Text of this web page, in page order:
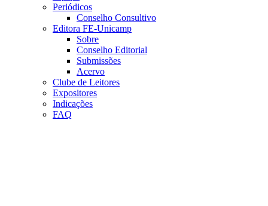
Periódicos
Conselho Consultivo
Editora FE-Unicamp
Sobre
Conselho Editorial
Submissões
Acervo
Clube de Leitores
Expositores
Indicações
FAQ